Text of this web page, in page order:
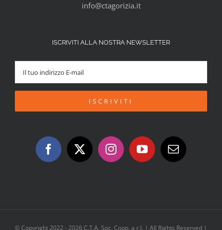
info@ctagorizia.it
ISCRIVITI ALLA NOSTRA NEWSLETTER
© Copyright 2022 -2026 C.T.A. Soc. Coop. a r.l. | All Rights Reserved |